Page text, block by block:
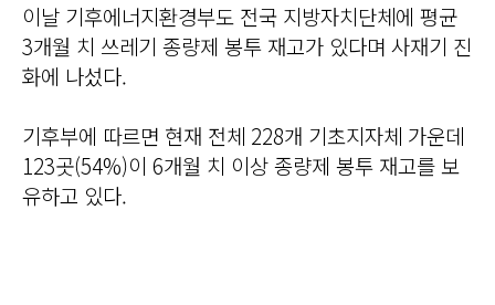
이날 기후에너지환경부도 전국 지방자치단체에 평균
3개월 치 쓰레기 종량제 봉투 재고가 있다며 사재기 진
화에 나섰다.
기후부에 따르면 현재 전체 228개 기초지자체 가운데
123곳(54%)이 6개월 치 이상 종량제 봉투 재고를 보
유하고 있다.